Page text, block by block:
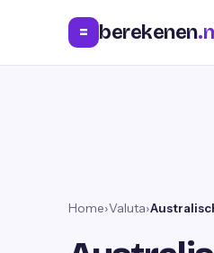
= berekenen
Home›Valuta›